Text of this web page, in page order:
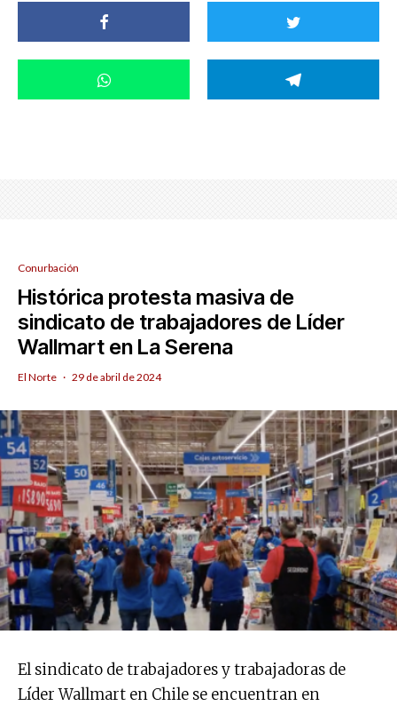
Conurbación
Histórica protesta masiva de
sindicato de trabajadores de Líder
Wallmart en La Serena
El Norte · 29 de abril de 2024
El sindicato de trabajadores y trabajadoras de
Líder Wallmart en Chile se encuentran en